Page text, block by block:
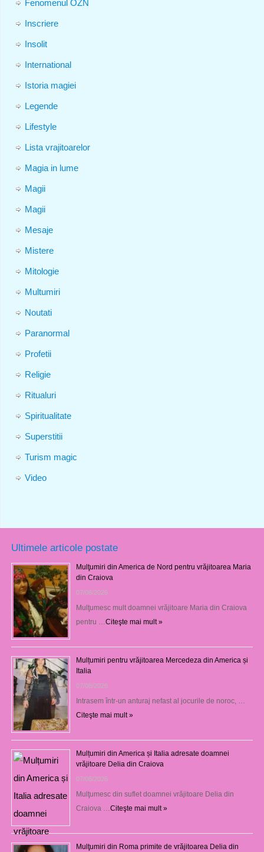
Fenomenul OZN
Inscriere
Insolit
International
Istoria magiei
Legende
Lifestyle
Lista vrajitoarelor
Magia in lume
Magii
Magii
Mesaje
Mistere
Mitologie
Multumiri
Noutati
Paranormal
Profetii
Religie
Ritualuri
Spiritualitate
Superstitii
Turism magic
Video
Ultimele articole postate
Mulţumiri din America de Nord pentru vrăjitoarea Maria
din Craiova
07/08/2026
Mulţumesc mult doamnei vrăjitoare Maria din Craiova
pentru … Citeşte mai mult »
Mulțumiri pentru vrăjitoarea Mercedeza din America și
Italia
07/08/2026
Intrasem într-un anturaj nefast al jocurile de noroc, …
Citeşte mai mult »
Mulțumiri din America și Italia adresate doamnei
vrăjitoare Delia din Craiova
07/08/2026
Mulţumesc din suflet doamnei vrăjitoare Delia din
Craiova … Citeşte mai mult »
Mulţumiri din Roma primite de vrăjitoarea Delia din